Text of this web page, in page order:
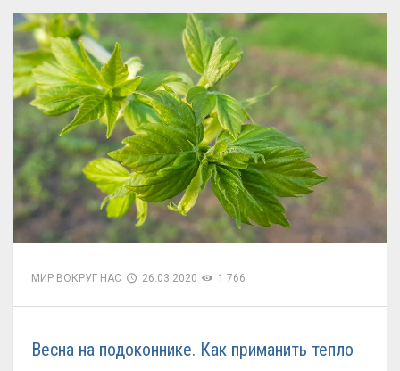
МИР ВОКРУГ НАС 26.03.2020 1 766
Весна на подоконнике. Как приманить тепло